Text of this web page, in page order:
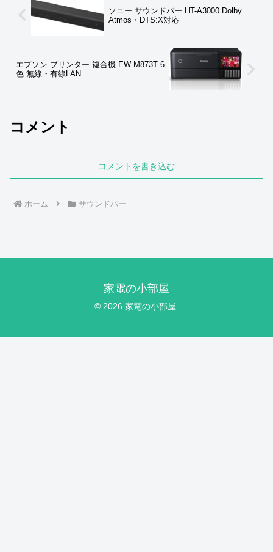
ソニー サウンドバー HT-A3000 Dolby
Atmos・DTS:X対応
エプソン プリンター 複合機 EW-M873T 6
色 無線・有線LAN
コメント
コメントを書き込む
ホーム サウンドバー
家電の小部屋
© 2026 家電の小部屋.